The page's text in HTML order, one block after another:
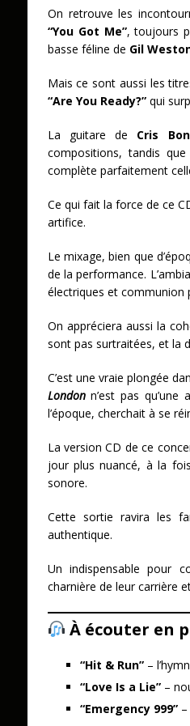
On retrouve les
“You Got Me”, toujours
basse féline de Gil
Mais ce sont aussi les
“Are You Ready?”qui
La guitare de Cris
compositions, tandis que
complète parfaitement
Ce qui fait la force de ce
artifice.
Le mixage, bien que
de la performance.
électriques et communion
On appréciera aussi la
sont pas surtraitées, et la
C’est une vraie plongée
Londonn’est pas qu’une
l’époque, cherchait à se
La version CD de ce
jour plus nuancé, à la
sonore.
Cette sortie ravira les
authentique.
Un indispensable pour
charnière de leur carrière
À écouter en
“Hit & Run”–
“Love Is a Lie”–
“Emergency 999”–